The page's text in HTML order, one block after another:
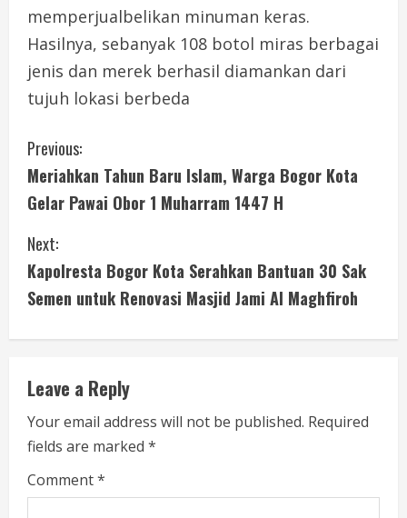
memperjualbelikan minuman keras.
Hasilnya, sebanyak 108 botol miras berbagai
jenis dan merek berhasil diamankan dari
tujuh lokasi berbeda
C
o
n
t
i
n
u
e
R
e
Previous:
Meriahkan Tahun Baru Islam, Warga Bogor Kota
Gelar Pawai Obor 1 Muharram 1447 H
Next:
Kapolresta Bogor Kota Serahkan Bantuan 30 Sak
Semen untuk Renovasi Masjid Jami Al Maghfiroh
Leave a Reply
Your email address will not be published. Required
fields are marked *
Comment*